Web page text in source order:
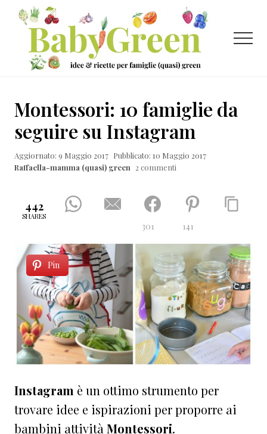
Menu
Passa
contenuto
principale
Passa
laterale
primaria
Passa
ricette
per
famiglie
Menu
Montessori: 10 famiglie da
seguire su Instagram
Aggiornato: 9 Maggio 2017 Pubblicato: 10 Maggio 2017
Raffaella-mamma (quasi) green 2 commenti
442
SHARES
301 141
Pin
Instagram è un ottimo strumento per
trovare idee e ispirazioni per proporre ai
bambini attività Montessori.